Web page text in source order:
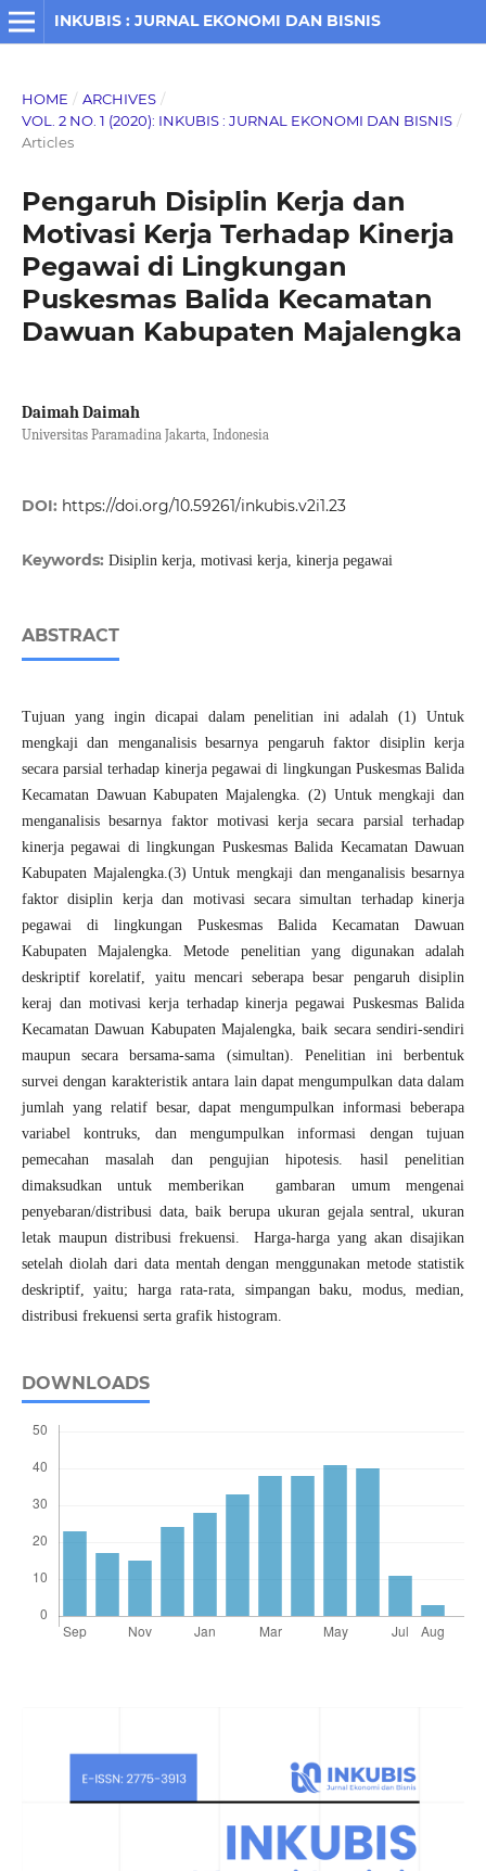
INKUBIS : JURNAL EKONOMI DAN BISNIS
HOME / ARCHIVES /
VOL. 2 NO. 1 (2020): INKUBIS : JURNAL EKONOMI DAN BISNIS /
Articles
Pengaruh Disiplin Kerja dan
Motivasi Kerja Terhadap Kinerja
Pegawai di Lingkungan
Puskesmas Balida Kecamatan
Dawuan Kabupaten Majalengka
Daimah Daimah
Universitas Paramadina Jakarta, Indonesia
DOI: https://doi.org/10.59261/inkubis.v2i1.23
Keywords: Disiplin kerja, motivasi kerja, kinerja pegawai
ABSTRACT
Tujuan yang ingin dicapai dalam penelitian ini adalah (1) Untuk
mengkaji dan menganalisis besarnya pengaruh faktor disiplin kerja
secara parsial terhadap kinerja pegawai di lingkungan Puskesmas Balida
Kecamatan Dawuan Kabupaten Majalengka. (2) Untuk mengkaji dan
menganalisis besarnya faktor motivasi kerja secara parsial terhadap
kinerja pegawai di lingkungan Puskesmas Balida Kecamatan Dawuan
Kabupaten Majalengka.(3) Untuk mengkaji dan menganalisis besarnya
faktor disiplin kerja dan motivasi secara simultan terhadap kinerja
pegawai di lingkungan Puskesmas Balida Kecamatan Dawuan
Kabupaten Majalengka. Metode penelitian yang digunakan adalah
deskriptif korelatif, yaitu mencari seberapa besar pengaruh disiplin
keraj dan motivasi kerja terhadap kinerja pegawai Puskesmas Balida
Kecamatan Dawuan Kabupaten Majalengka, baik secara sendiri-sendiri
maupun secara bersama-sama (simultan). Penelitian ini berbentuk
survei dengan karakteristik antara lain dapat mengumpulkan data dalam
jumlah yang relatif besar, dapat mengumpulkan informasi beberapa
variabel kontruks, dan mengumpulkan informasi dengan tujuan
pemecahan masalah dan pengujian hipotesis. hasil penelitian
dimaksudkan untuk memberikan gambaran umum mengenai
penyebaran/distribusi data, baik berupa ukuran gejala sentral, ukuran
letak maupun distribusi frekuensi. Harga-harga yang akan disajikan
setelah diolah dari data mentah dengan menggunakan metode statistik
deskriptif, yaitu; harga rata-rata, simpangan baku, modus, median,
distribusi frekuensi serta grafik histogram.
DOWNLOADS